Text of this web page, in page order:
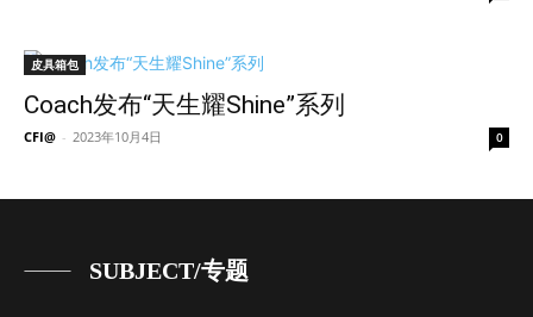
皮具箱包
Coach发布“天生耀Shine”系列
CFI@ - 2023年10月4日 0
SUBJECT/专题